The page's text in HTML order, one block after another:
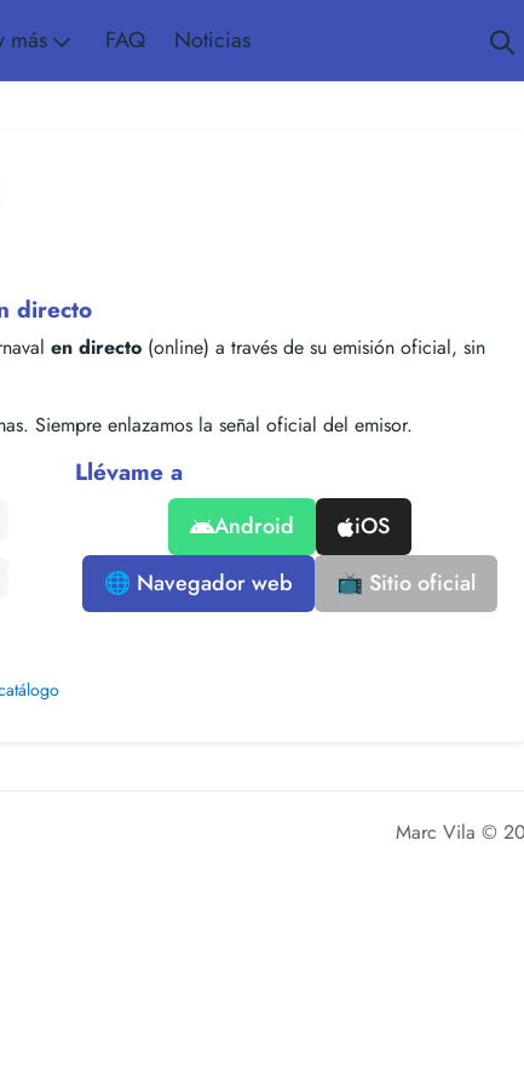
más FAQ Noticias
directo
en directo (online) a través de su emisión oficial, sin
Siempre enlazamos la señal oficial del emisor.
Llévame a
Android
iOS
🌐 Navegador web
📺 Sitio oficial
Marc Vila ©